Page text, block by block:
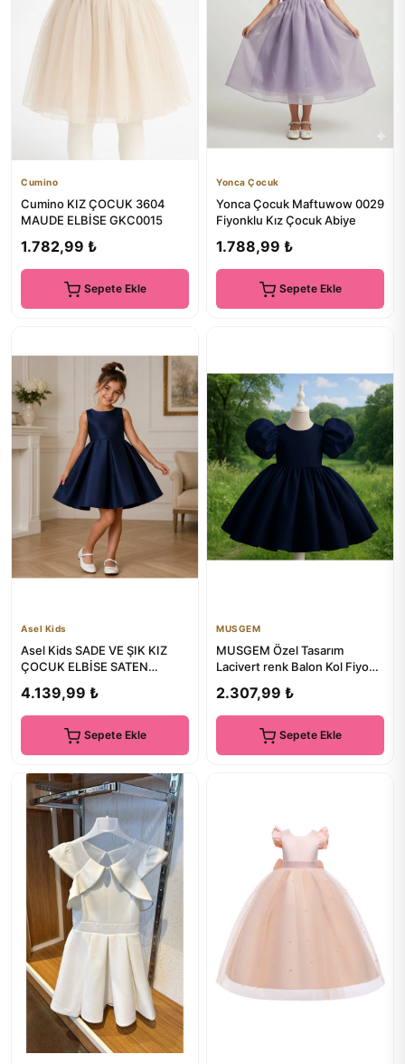
Cumino
Cumino KIZ ÇOCUK 3604
MAUDE ELBİSE GKC0015
1.782,99 ₺
Sepete Ekle
Yonca Çocuk
Yonca Çocuk Maftuwow 0029
Fiyonklu Kız Çocuk Abiye
1.788,99 ₺
Sepete Ekle
Asel Kids
Asel Kids SADE VE ŞIK KIZ
ÇOCUK ELBİSE SATEN
4.139,99 ₺
Sepete Ekle
MUSGEM
MUSGEM Özel Tasarım
Lacivert renk Balon Kol Fiyonk
2.307,99 ₺
Sepete Ekle